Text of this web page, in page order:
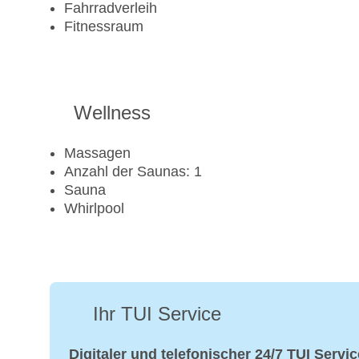
Fahrradverleih
Fitnessraum
Wellness
Massagen
Anzahl der Saunas: 1
Sauna
Whirlpool
Ihr TUI Service
Digitaler und telefonischer 24/7 TUI